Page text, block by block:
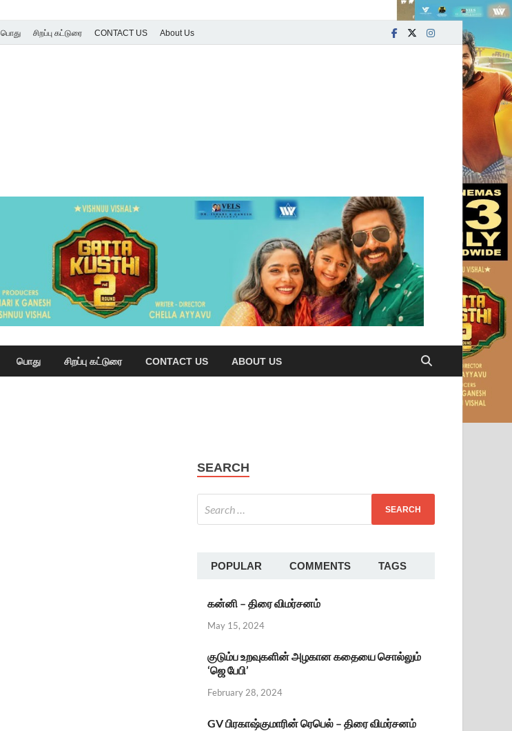
பொது சிறப்பு கட்டுரை CONTACT US About Us
பொது சிறப்பு கட்டுரை CONTACT US ABOUT US
SEARCH
POPULAR COMMENTS TAGS
கன்னி – திரை விமர்சனம்
May 15, 2024
குடும்ப உறவுகளின் அழகான கதையை சொல்லும்
‘ஜெ பேபி’
February 28, 2024
GV பிரகாஷ்குமாரின் ரெபெல் – திரை விமர்சனம்